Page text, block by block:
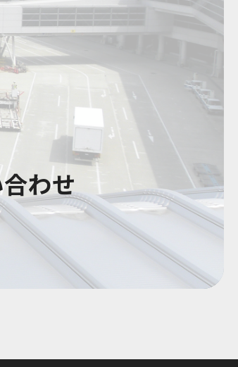
わせ